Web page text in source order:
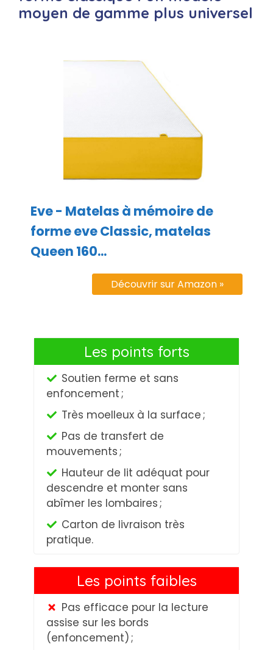
moyen de gamme plus universel
Eve - Matelas à mémoire de
forme eve Classic, matelas
Queen 160...
Découvrir sur Amazon »
Les points forts
Soutien ferme et sans
enfoncement ;
Très moelleux à la surface ;
Pas de transfert de
mouvements ;
Hauteur de lit adéquat pour
descendre et monter sans
abîmer les lombaires ;
Carton de livraison très
pratique.
Les points faibles
Pas efficace pour la lecture
assise sur les bords
(enfoncement) ;